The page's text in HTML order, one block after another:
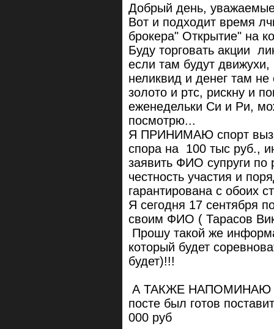
Добрый день,
Вот и подходит время
брокера" Открытие" на
Буду торговать акции
если там будут
неликвид и денег там
золото и ртс, рискну и
еженедельки Си и Ри,
посмотрю...
Я ПРИНИМАЮ спорт
спора на 100 тыс руб.,
заявить ФИО супруги по
честность участия и
гарантирована с обоих
Я сегодня 17 сентября
своим ФИО ( Тарасов
Прошу такой же
который будет
будет)!!!
А ТАКЖЕ НАПОМИНАЮ
посте был готов
000 руб